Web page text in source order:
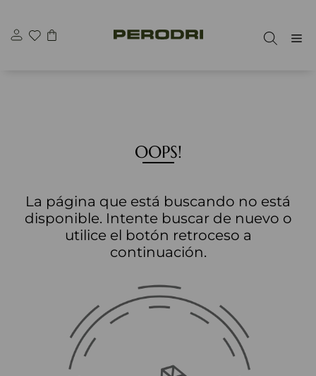
contenido
OOPS!
La página que está buscando no está
disponible. Intente buscar de nuevo o
utilice el botón retroceso a
continuación.